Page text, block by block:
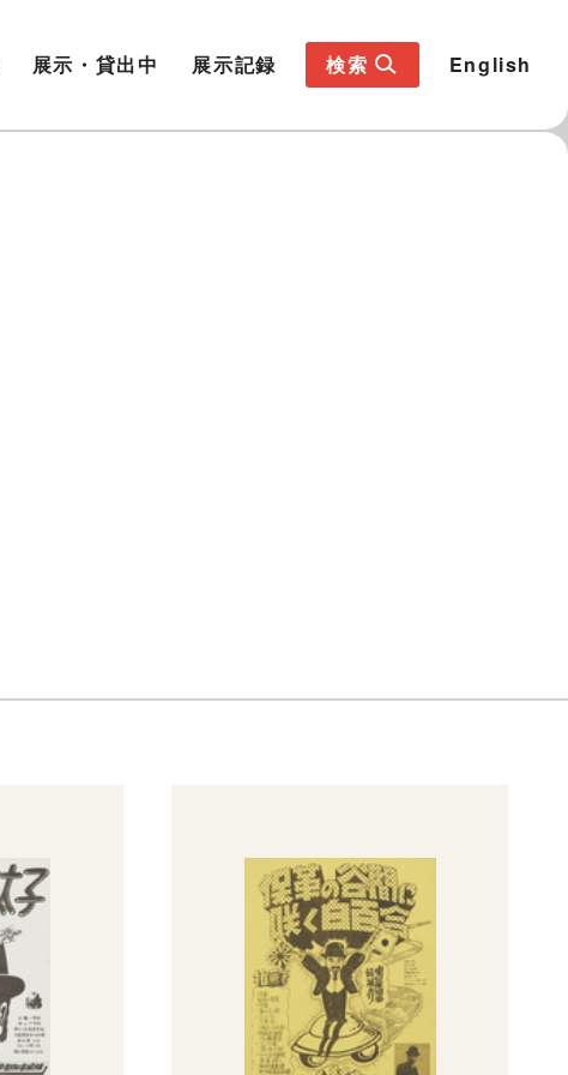
展示・貸出中 展示記録 検索 English